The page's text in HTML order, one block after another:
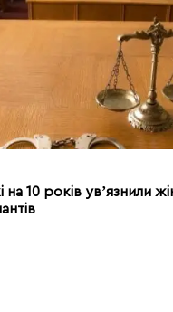
10 років увʼязнили